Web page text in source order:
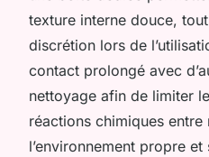
texture interne douce,
discrétion lors de
contact prolongé avec
nettoyage afin de limiter
réactions chimiques
l’environnement propre